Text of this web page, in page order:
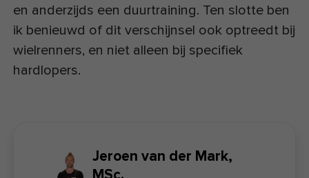
en anderzijds een duurtraining. Ten slotte ben
ik benieuwd of dit verschijnsel ook optreedt bij
wielrenners, en niet alleen bij specifiek
hardlopers.
Jeroen van der Mark,